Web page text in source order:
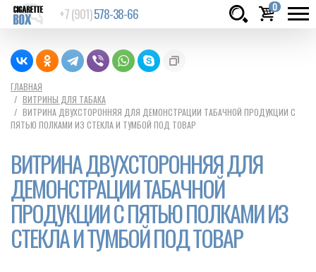
+7 (901)578-38-66 0
ГЛАВНАЯ
ВИТРИНЫ ДЛЯ ТАБАКА
ВИТРИНА ДВУХСТОРОННЯЯ ДЛЯ ДЕМОНСТРАЦИИ ТАБАЧНОЙ ПРОДУКЦИИ С
ПЯТЬЮ ПОЛКАМИ ИЗ СТЕКЛА И ТУМБОЙ ПОД ТОВАР
ВИТРИНА ДВУХСТОРОННЯЯ ДЛЯ
ДЕМОНСТРАЦИИ ТАБАЧНОЙ
ПРОДУКЦИИ С ПЯТЬЮ ПОЛКАМИ ИЗ
СТЕКЛА И ТУМБОЙ ПОД ТОВАР